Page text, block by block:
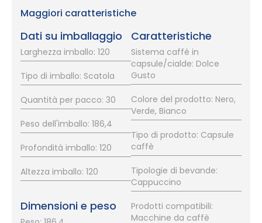
Maggiori caratteristiche
Dati su imballaggio
Larghezza imballo: 120
Tipo di imballo: Scatola
Quantità per pacco: 30
Peso dell'imballo: 186,4
Profondità imballo: 120
Altezza imballo: 120
Dimensioni e peso
Caratteristiche
Sistema caffè in
capsule/cialde: Dolce
Gusto
Colore del prodotto: Nero,
Verde, Bianco
Tipo di prodotto: Capsule
caffè
Tipologie di bevande:
Cappuccino
Prodotti compatibili:
Macchine da caffè